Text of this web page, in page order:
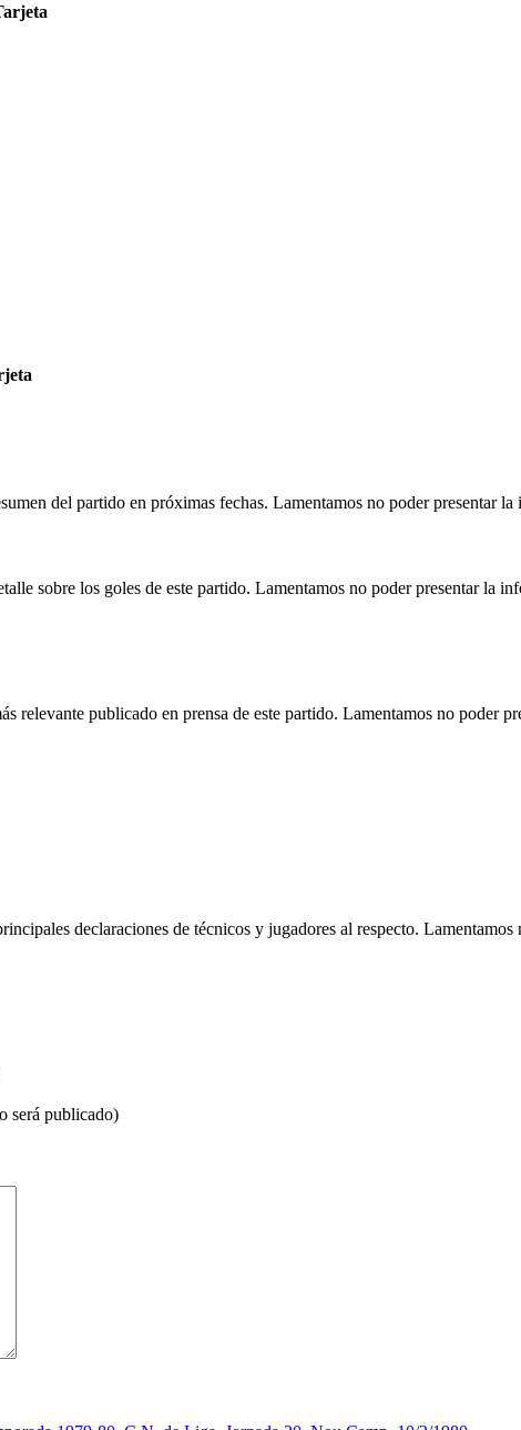
del partido en próximas fechas. Lamentamos no poder presentar
sobre los goles de este partido. Lamentamos no poder presentar la
relevante publicado en prensa de este partido. Lamentamos no poder
declaraciones de técnicos y jugadores al respecto.
será publicado)